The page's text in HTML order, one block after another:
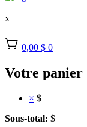
x
0,00 $ 0
Votre panier
× $
Sous-total: $